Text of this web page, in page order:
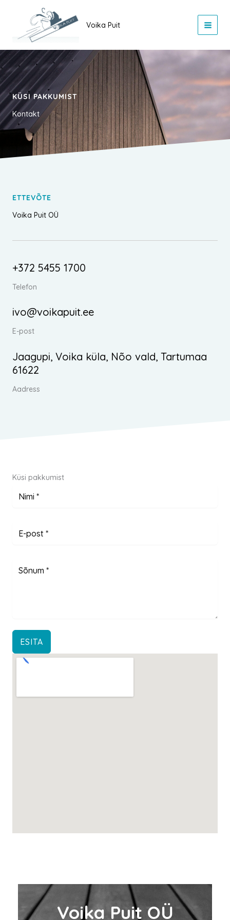
content
Voika Puit
KÜSI PAKKUMIST
Kontakt
ETTEVÕTE
Voika Puit OÜ
+372 5455 1700
Telefon
ivo@voikapuit.ee
E-post
Jaagupi, Voika küla, Nõo vald, Tartumaa
61622
Aadress
Küsi pakkumist
ESITA
Voika Puit OÜ